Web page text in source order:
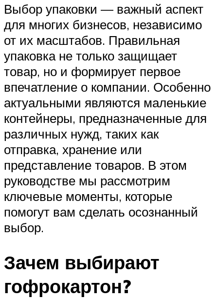
Выбор упаковки — важный аспект
для многих бизнесов, независимо
от их масштабов. Правильная
упаковка не только защищает
товар, но и формирует первое
впечатление о компании. Особенно
актуальными являются маленькие
контейнеры, предназначенные для
различных нужд, таких как
отправка, хранение или
представление товаров. В этом
руководстве мы рассмотрим
ключевые моменты, которые
помогут вам сделать осознанный
выбор.
Зачем выбирают
гофрокартон?